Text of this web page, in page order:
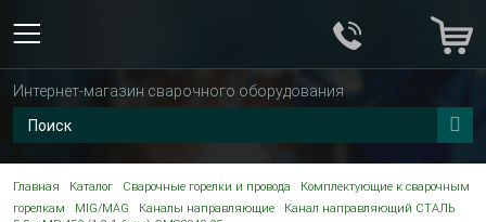
Интернет-магазин сварочного оборудования
Главная Каталог Сварочные горелки и провода
Комплектующие к сварочным
горелкам
MIG/MAG Каналы направляющие
Канал направляющий СТАЛЬ